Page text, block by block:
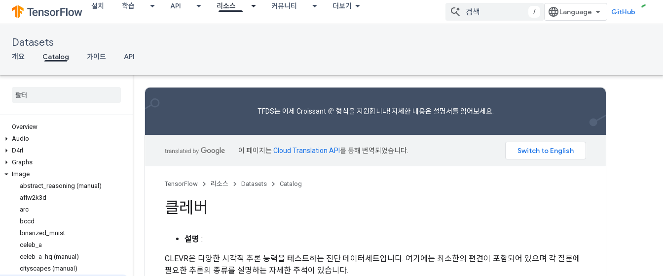
설치 학습 API 리소스 커뮤니티 더보기
/ GitHub
Datasets
개요 Catalog 가이드 API
Overview
Audio
D4rl
Graphs
Image
abstract reasoning (manual)
aflw2k3d
arc
bccd
binarized mnist
celeb a
celeb a hq (manual)
cityscapes (manual)
TFDS는 이제 Croissant 🥐 형식을지원합니다! 자세한 내용은 설명서를 읽어보세요.
이 페이지는Cloud Translation API 를 통해 번역되었습니다.
TensorFlow 리소스 Datasets Catalog
클레버
설명 :
CLEVR은 다양한 시각적 추론 능력을 테스트하는 진단 데이터세트입니다. 여기에는 최소한의 편견이 포함되어 있으며 각 질문에
필요한 추론의 종류를 설명하는 자세한 주석이 있습니다.